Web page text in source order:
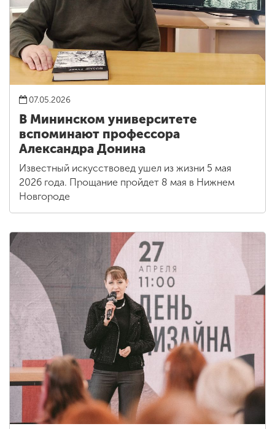
07.05.2026
В Мининском университете
вспоминают профессора
Александра Донина
Известный искусствовед ушел из жизни 5 мая
2026 года. Прощание пройдет 8 мая в Нижнем
Новгороде